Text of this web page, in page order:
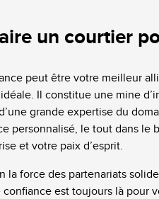
un courtier
peut être votre meilleur
Il constitue une mine
grande expertise du
personnalisé, le tout dans le
et votre paix d’esprit.
la force des partenariats
est toujours là pour